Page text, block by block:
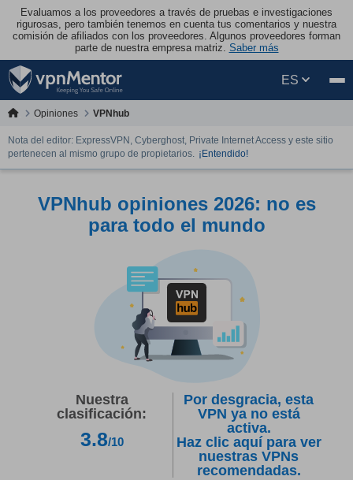
Evaluamos a los proveedores a través de pruebas e investigaciones
rigurosas, pero también tenemos en cuenta tus comentarios y nuestra
comisión de afiliados con los proveedores. Algunos proveedores forman
parte de nuestra empresa matriz. Saber más
ES
Opiniones VPNhub
Nota del editor: ExpressVPN, Cyberghost, Private Internet Access y este sitio
pertenecen al mismo grupo de propietarios. ¡Entendido!
VPNhub opiniones 2026: no es
para todo el mundo
Nuestra
clasificación:
3.8/10
Por desgracia, esta
VPN ya no está
activa.
Haz clic aquí para ver
nuestras VPNs
recomendadas.